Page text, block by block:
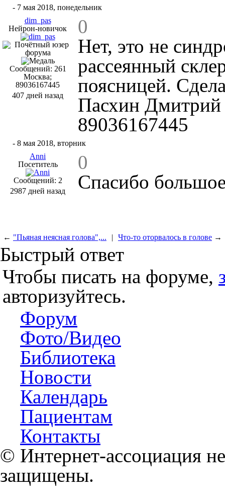
- 7 мая 2018, понедельник
dim_pas
Нейрон-новичок
Сообщений: 261
Москва;
89036167445
407 дней назад
0
Нет, это не
рассеянный
поясницей.
Пасхин Дмитрий
89036167445
- 8 мая 2018, вторник
Anni
Посетитель
Сообщений: 2
2987 дней назад
0
Спасибо
← "Пьяная неясная голова",... | Что-то оторвалось в голове →
Быстрый ответ
Чтобы писать на форуме,
авторизуйтесь.
Форум
Фото/Видео
Библиотека
Новости
Календарь
Пациентам
Контакты
© Интернет-ассоциация
защищены.